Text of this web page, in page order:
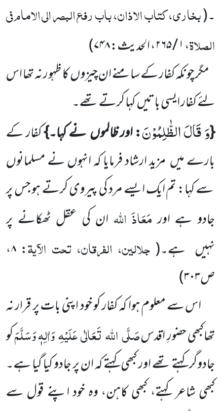
۔(بخاری، کتاب الاذان، باب رفع البصر الی الامام فی
الصلاۃ، ۱ / ۲۶۵، الحدیث: ۷۴۸
)
مگر چونکہ کفار کے سامنے ان چیزوںکا ظہو ر نہ تھا اس
لئے کفار ایسی باتیںکہا کرتے تھے۔
{وَ قَالَ الظّٰلِمُوْنَ: اور ظالموںنے کہا۔}کفار کے
بارے میںمزید ارشاد فرمایا کہ انہوں نے مسلمانوں
سے کہا: تمایک ایسے مرد کی پیروی کرتے ہو جس پر
جادو ہے اورمَعَاذَ اللہ ان کی عقل ٹھکانے پر
نہیں ہے۔( جلالین، الفرقان، تحت الآیۃ
: ۸،
ص۳۰۳
)
اس سے معلوم ہوا کہ کفار کو خود اپنی بات پر قرار نہ
تھاکبھی حضورِ اقدسصَلَّیاللہتَعَالٰیعَلَیْہِوَاٰلِہٖ وَسَلَّمَکو
جادوگر کہتے تھے اور کبھی کہتے کہ ان پر جادو کیا گیا ہے۔
کبھی شاعر کہتے، کبھی کاہن، وہ خود اپنے قول سے